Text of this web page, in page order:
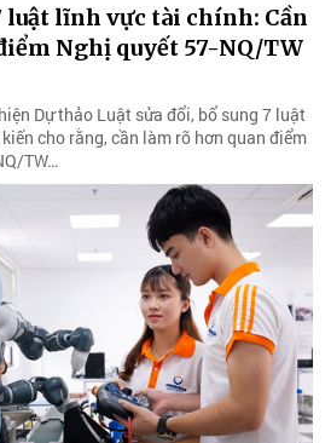
luật lĩnh vực tài chính: Cần
Nghị quyết 57-NQ/TW
Dự thảo Luật sửa đổi, bổ sung 7 luật
cho rằng, cần làm rõ hơn quan điểm
TW…